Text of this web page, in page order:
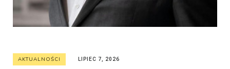
AKTUALNOŚCI LIPIEC 7, 2026